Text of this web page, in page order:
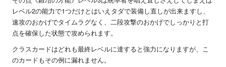
レベル2の能力で1つだけとはいえタダで装備し直しが出来ますし、
速攻のおかげでタイムラグなく、二段攻撃のおかげでしっかりと打
点を確保した状態で攻められます。
クラスカードはどれも最終レベルに達すると強力になりますが、こ
のカードもその例に漏れません。